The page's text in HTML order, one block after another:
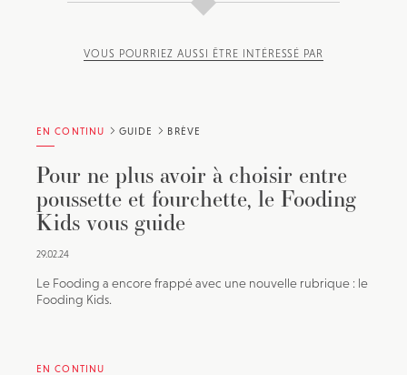
VOUS POURRIEZ AUSSI ÊTRE INTÉRESSÉ PAR
EN CONTINU GUIDE BRÈVE
Pour ne plus avoir à choisir entre
poussette et fourchette, le Fooding
Kids vous guide
29.02.24
Le Fooding a encore frappé avec une nouvelle rubrique : le
Fooding Kids.
EN CONTINU